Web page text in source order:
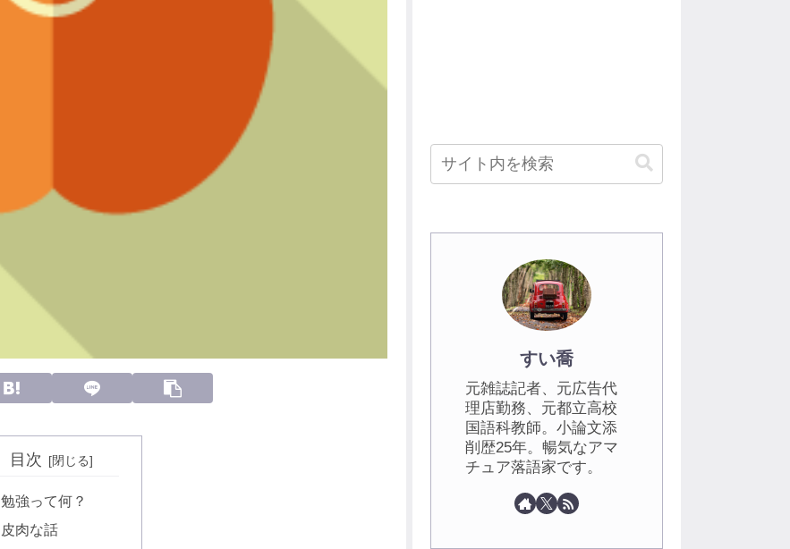
目次
勉強って何？
皮肉な話
すい喬
元雑誌記者、元広告代
理店勤務、元都立高校
国語科教師。小論文添
削歴25年。暢気なアマ
チュア落語家です。